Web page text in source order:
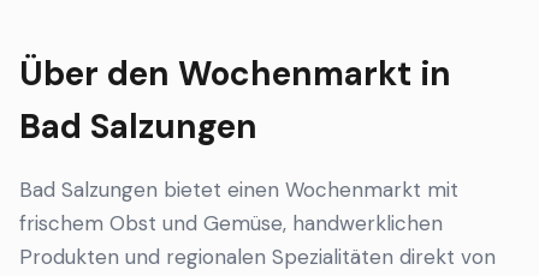
Über den Wochenmarkt in
Bad Salzungen
Bad Salzungen bietet einen Wochenmarkt mit
frischem Obst und Gemüse, handwerklichen
Produkten und regionalen Spezialitäten direkt von